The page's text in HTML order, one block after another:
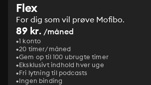
Flex
For dig som vil prøve Mofibo.
89 kr. /måned
1 konto
20 timer/måned
Gem op til 100 ubrugte timer
Eksklusivt indhold hver uge
Fri lytning til podcasts
Ingen binding